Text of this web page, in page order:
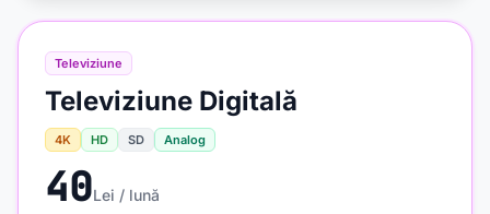
Televiziune
Televiziune Digitală
4K HD SD Analog
40Lei / lună